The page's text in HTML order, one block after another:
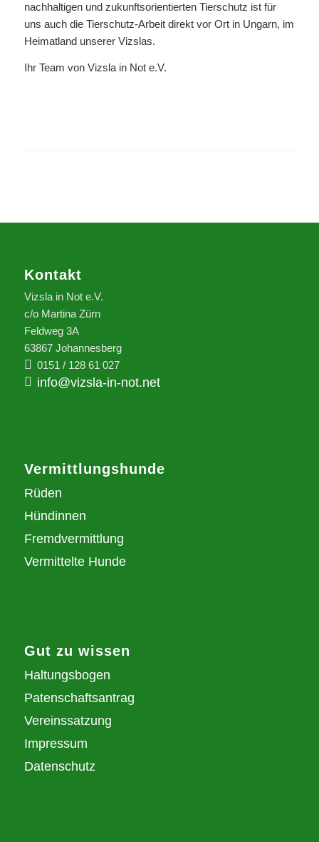
nachhaltigen und zukunftsorientierten Tierschutz ist für
uns auch die Tierschutz-Arbeit direkt vor Ort in Ungarn, im
Heimatland unserer Vizslas.
Ihr Team von Vizsla in Not e.V.
Kontakt
Vizsla in Not e.V.
c/o Martina Zürn
Feldweg 3A
63867 Johannesberg
0151 / 128 61 027
info@vizsla-in-not.net
Vermittlungshunde
Rüden
Hündinnen
Fremdvermittlung
Vermittelte Hunde
Gut zu wissen
Haltungsbogen
Patenschaftsantrag
Vereinssatzung
Impressum
Datenschutz